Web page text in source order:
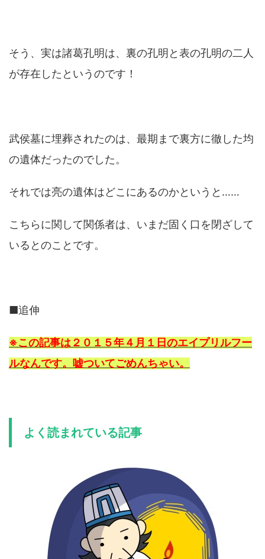
そう、実は諸葛孔明は、裏の孔明と表の孔明の二人
が存在したというのです！
武侯墓に埋葬されたのは、最期まで裏方に徹した均
の遺体だったのでした。
それでは亮の遺体はどこにあるのかというと……
こちらに関して関係者は、いまだ固く口を閉ざして
いるとのことです。
■追伸
※この記事は２０１５年４月１日のエイプリルフー
ルなんです。嘘ついてごめんちゃい。
よく読まれている記事